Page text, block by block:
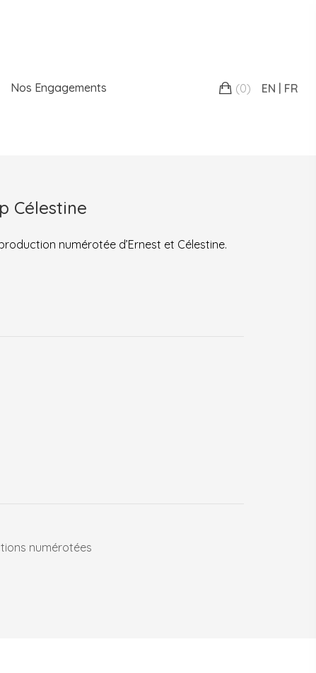
Nos Engagements (0) EN FR
Célestine
numérotée d’Ernest et Célestine.
numérotées